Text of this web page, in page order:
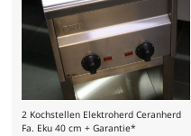
2 Kochstellen Elektroherd Ceranherd
Fa. Eku 40 cm + Garantie*